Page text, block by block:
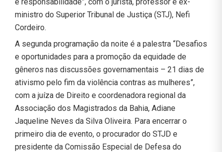
ministro do Superior Tribunal de Justiça (STJ), Nefi
Cordeiro.
A segunda programação da noite é a palestra “Desafios
e oportunidades para a promoção da equidade de
gêneros nas discussões governamentais – 21 dias de
ativismo pelo fim da violência contras as mulheres”,
com a juíza de Direito e coordenadora regional da
Associação dos Magistrados da Bahia, Adiane
Jaqueline Neves da Silva Oliveira. Para encerrar o
primeiro dia de evento, o procurador do STJD e
presidente da Comissão Especial de Defesa do